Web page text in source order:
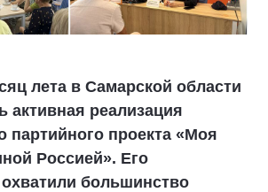
лета в Самарской области
активная реализация
партийного проекта «Моя
Россией». Его
большинство